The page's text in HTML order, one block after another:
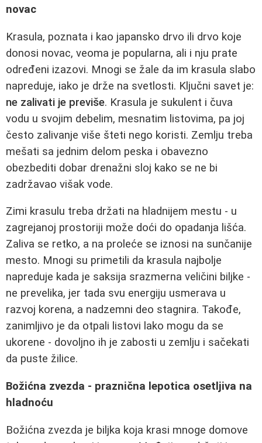
novac
Krasula, poznata i kao japansko drvo ili drvo koje
donosi novac, veoma je popularna, ali i nju prate
određeni izazovi. Mnogi se žale da im krasula slabo
napreduje, iako je drže na svetlosti. Ključni savet je:
ne zalivati je previše. Krasula je sukulent i čuva
vodu u svojim debelim, mesnatim listovima, pa joj
često zalivanje više šteti nego koristi. Zemlju treba
mešati sa jednim delom peska i obavezno
obezbediti dobar drenažni sloj kako se ne bi
zadržavao višak vode.
Zimi krasulu treba držati na hladnijem mestu - u
zagrejanoj prostoriji može doći do opadanja lišća.
Zaliva se retko, a na proleće se iznosi na sunčanije
mesto. Mnogi su primetili da krasula najbolje
napreduje kada je saksija srazmerna veličini biljke -
ne prevelika, jer tada svu energiju usmerava u
razvoj korena, a nadzemni deo stagnira. Takođe,
zanimljivo je da otpali listovi lako mogu da se
ukorene - dovoljno ih je zabosti u zemlju i sačekati
da puste žilice.
Božićna zvezda - praznična lepotica osetljiva na
hladnoću
Božićna zvezda je biljka koja krasi mnoge domove